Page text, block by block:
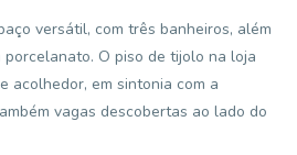
versátil, com três banheiros, além
porcelanato. O piso de tijolo na loja
acolhedor, em sintonia com a
vagas descobertas ao lado do